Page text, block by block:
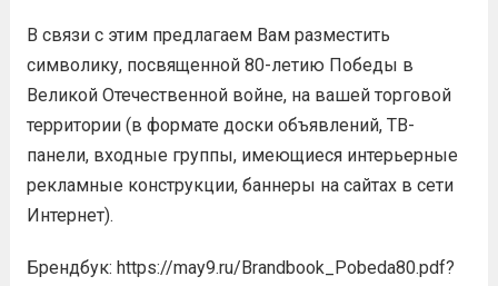
В связи с этим предлагаем Вам разместить
символику, посвященной 80-летию Победы в
Великой Отечественной войне, на вашей торговой
территории (в формате доски объявлений, TВ-
панели, входные группы, имеющиеся интерьерные
рекламные конструкции, баннеры на сайтах в сети
Интернет).
Брендбук: https://may9.ru/Brandbook_Pobeda80.pdf?